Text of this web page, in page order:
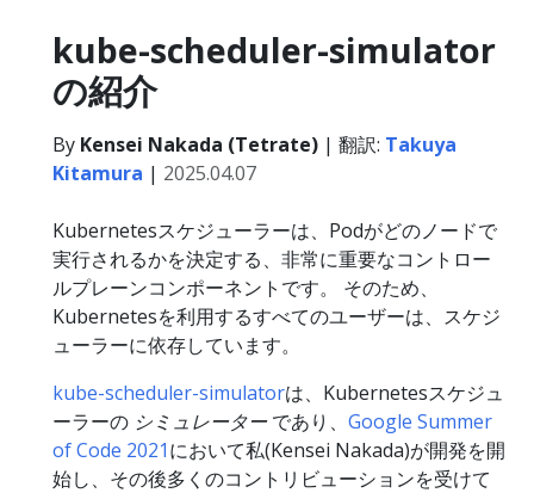
kube-scheduler-simulator
の紹介
By Kensei Nakada (Tetrate) | 翻訳: Takuya
Kitamura | 2025.04.07
Kubernetesスケジューラーは、Podがどのノードで
実行されるかを決定する、非常に重要なコントロー
ルプレーンコンポーネントです。 そのため、
Kubernetesを利用するすべてのユーザーは、スケジ
ューラーに依存しています。
kube-scheduler-simulatorは、Kubernetesスケジュ
ーラーの シミュレーターであり、 Google Summer
of Code 2021において私(Kensei Nakada)が開発を開
始し、その後多くのコントリビューションを受けて